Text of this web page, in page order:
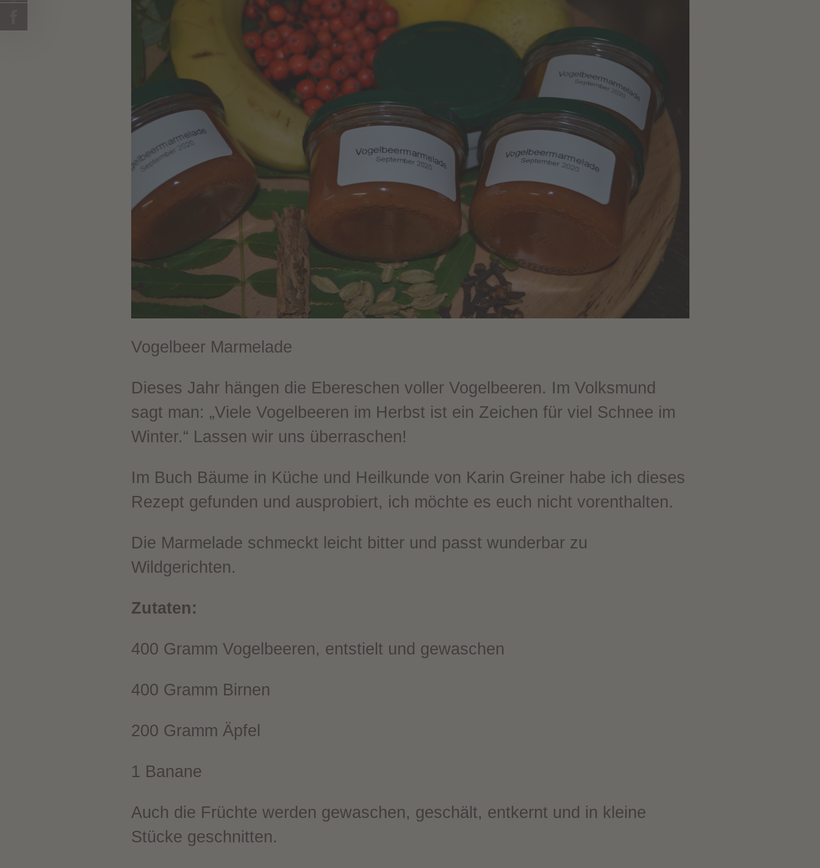
Vogelbeer Marmelade
Dieses Jahr hängen die Ebereschen voller Vogelbeeren. Im Volksmund
sagt man: „Viele Vogelbeeren im Herbst ist ein Zeichen für viel Schnee im
Winter.“ Lassen wir uns überraschen!
Im Buch Bäume in Küche und Heilkunde von Karin Greiner habe ich dieses
Rezept gefunden und ausprobiert, ich möchte es euch nicht vorenthalten.
Die Marmelade schmeckt leicht bitter und passt wunderbar zu
Wildgerichten.
Zutaten:
400 Gramm Vogelbeeren, entstielt und gewaschen
400 Gramm Birnen
200 Gramm Äpfel
1 Banane
Auch die Früchte werden gewaschen, geschält, entkernt und in kleine
Stücke geschnitten.